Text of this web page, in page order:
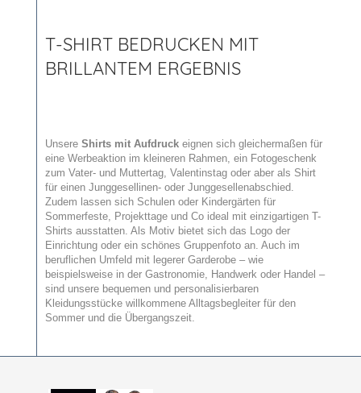
T-SHIRT BEDRUCKEN MIT
BRILLANTEM ERGEBNIS
Unsere Shirts mit Aufdruckeignen sich gleichermaßen für
eine Werbeaktion im kleineren Rahmen, ein Fotogeschenk
zum Vater- und Muttertag, Valentinstag oder aber als Shirt
für einen Junggesellinen- oder Junggesellenabschied.
Zudem lassen sich Schulen oder Kindergärten für
Sommerfeste, Projekttage und Co ideal mit einzigartigen T-
Shirts ausstatten. Als Motiv bietet sich das Logo der
Einrichtung oder ein schönes Gruppenfoto an. Auch im
beruflichen Umfeld mit legerer Garderobe – wie
beispielsweise in der Gastronomie, Handwerk oder Handel –
sind unsere bequemen und personalisierbaren
Kleidungsstücke willkommene Alltagsbegleiter für den
Sommer und die Übergangszeit.